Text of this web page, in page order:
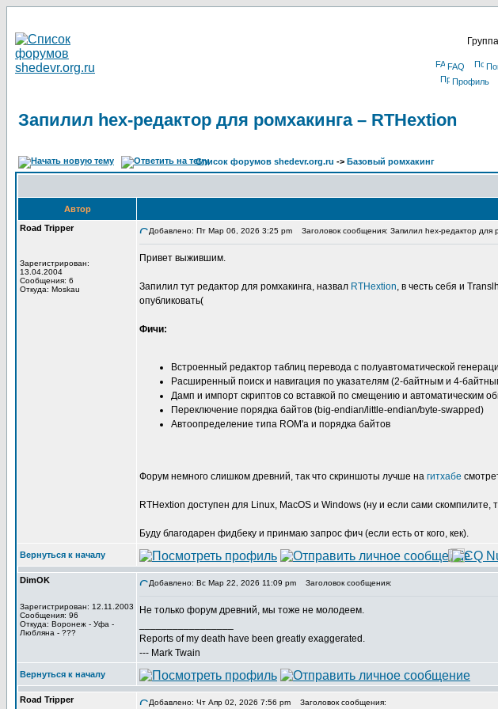
FAQ
Профиль
Запилил hex-редактор для ромхакинга – RTHextion
Список форумов shedevr.org.ru -> Базовый ромхакинг
Автор
Road Tripper
Зарегистрирован:
13.04.2004
Сообщения: 6
Откуда: Moskau
Добавлено: Пт Мар 06, 2026 3:25 pm Заголовок сообщения: Запилил hex-редактор для
Привет выжившим.
Запилил тут редактор для ромхакинга, назвал RTHextion, в честь себя и
опубликовать(
Фичи:
Встроенный редактор таблиц перевода с полуавтоматической
Расширенный поиск и навигация по указателям (2-байтным и 4-
Дамп и импорт скриптов со вставкой по смещению и автоматическим
Переключение порядка байтов (big-endian/little-endian/byte-swapped)
Автоопределение типа ROM'а и порядка байтов
Форум немного слишком древний, так что скриншоты лучше на гитхабе
RTHextion доступен для Linux, MacOS и Windows (ну и если сами скомпилите,
Буду благодарен фидбеку и принмаю запрос фич (если есть от кого, кек).
Вернуться к началу
DimOK
Зарегистрирован: 12.11.2003
Сообщения: 96
Откуда: Воронеж - Уфа -
Любляна - ???
Добавлено: Вс Мар 22, 2026 11:09 pm Заголовок сообщения:
Не только форум древний, мы тоже не молодеем.
Reports of my death have been greatly exaggerated.
--- Mark Twain
Вернуться к началу
Road Tripper Добавлено: Чт Апр 02, 2026 7:56 pm Заголовок сообщения: